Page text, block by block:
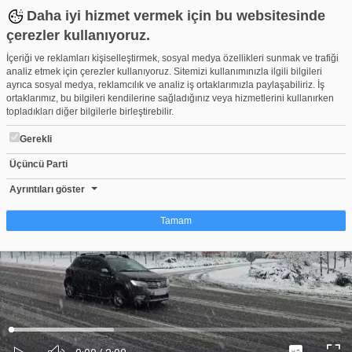
Daha iyi hizmet vermek için bu websitesinde
çerezler kullanıyoruz.
İçeriği ve reklamları kişiselleştirmek, sosyal medya özellikleri sunmak ve trafiği
analiz etmek için çerezler kullanıyoruz. Sitemizi kullanımınızla ilgili bilgileri
ayrıca sosyal medya, reklamcılık ve analiz iş ortaklarımızla paylaşabiliriz. İş
ortaklarımız, bu bilgileri kendilerine sağladığınız veya hizmetlerini kullanırken
topladıkları diğer bilgilerle birleştirebilir.
Gerekli
Üçüncü Parti
Ayrıntıları göster
Tamam
Çerez nedir?
Çerezler, web-sitelerinin, kullanıcıların deneyimlerini daha verimli hale getirmek
amacıyla kullandığı küçük metin dosyalarıdır. Yasalara göre, bu sitenin
işletilmesi için kesinlikle gerekli olan çerezleri cihazınıza yerleştirebiliyoruz.
Diğer çerez türleri için sizden izin almamız gerekiyor. Bu site farklı çerez türleri
kullanmaktadır. Bazı çerezler, sayfalarımızda yer alan üçüncü şahıs hizmetleri
tarafından yerleştirilir. İzniniz şu alanlar için geçerlidir: web.tv
Ses
Yüklendi:
0%
Yükleniyor:
0%
Bursa-Ankara kara yolu beyaz örtüyle kaplandı!